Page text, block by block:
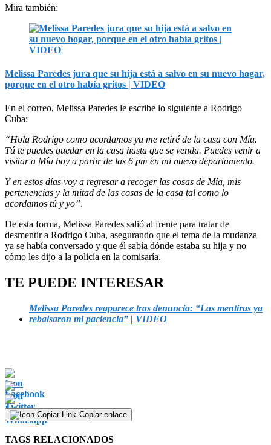
Mira también:
Melissa Paredes jura que su hija está a salvo en su nuevo hogar,
porque en el otro había gritos | VIDEO
En el correo, Melissa Paredes le escribe lo siguiente a Rodrigo
Cuba:
“Hola Rodrigo como acordamos ya me retiré de la casa con Mía.
Tú te puedes quedar en la casa hasta que se venda. Puedes venir a
visitar a Mía hoy a partir de las 6 pm en mi nuevo departamento.
Y en estos días voy a regresar a recoger las cosas de Mía, mis
pertenencias y la mitad de las cosas de la casa tal como lo
acordamos tú y yo”.
De esta forma, Melissa Paredes salió al frente para tratar de
desmentir a Rodrigo Cuba, asegurando que el tema de la mudanza
ya se había conversado y que él sabía dónde estaba su hija y no
cómo les dijo a la policía en la comisaría.
TE PUEDE INTERESAR
Melissa Paredes reaparece tras denuncia: “Las mentiras ya
rebalsaron mi paciencia” | VIDEO
Copiar enlace
TAGS RELACIONADOS